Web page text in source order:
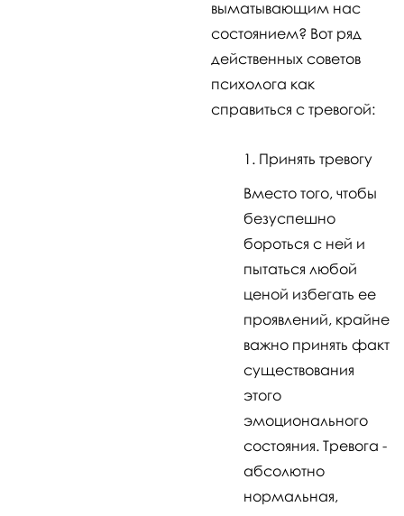
выматывающим нас
состоянием? Вот ряд
действенных советов
психолога как
справиться с тревогой:
Принять тревогу
Вместо того, чтобы
безуспешно
бороться с ней и
пытаться любой
ценой избегать ее
проявлений, крайне
важно принять факт
существования
этого
эмоционального
состояния. Тревога -
абсолютно
нормальная,